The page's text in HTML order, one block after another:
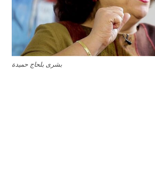
بشرى بلحاج حميدة